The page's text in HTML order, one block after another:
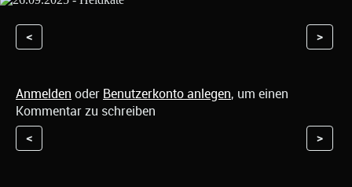
< >
Anmelden oder Benutzerkonto anlegen, um einen
Kommentar zu schreiben
< >